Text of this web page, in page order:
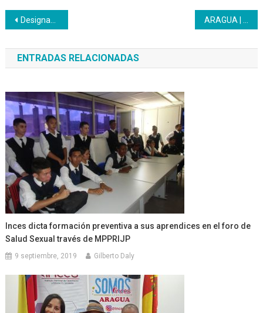
Navegación
de
entradas
Designado Ministro de Educación el profesor Eduardo Piñate
ENTRADAS RELACIONADAS
Inces dicta formación preventiva a sus aprendices en el foro de
Salud Sexual través de MPPRIJP
9 septiembre, 2019 Gilberto Daly